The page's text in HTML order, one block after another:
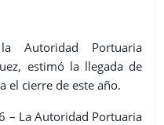
Autoridad Portuaria
estimó la llegada de
el cierre de este año.
– La Autoridad Portuaria